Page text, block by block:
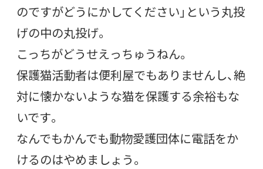
のですがどうにかしてください」という丸投
げの中の丸投げ。
こっちがどうせえっちゅうねん。
保護猫活動者は便利屋でもありませんし、絶
対に懐かないような猫を保護する余裕もな
いです。
なんでもかんでも動物愛護団体に電話をか
けるのはやめましょう。